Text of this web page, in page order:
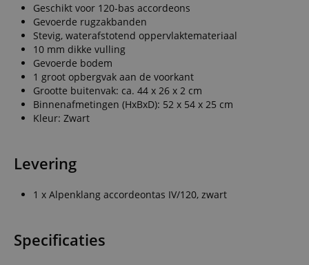
Geschikt voor 120-bas accordeons
Gevoerde rugzakbanden
Stevig, waterafstotend oppervlaktemateriaal
10 mm dikke vulling
Gevoerde bodem
1 groot opbergvak aan de voorkant
Grootte buitenvak: ca. 44 x 26 x 2 cm
Binnenafmetingen (HxBxD): 52 x 54 x 25 cm
Kleur: Zwart
Levering
1 x Alpenklang accordeontas IV/120, zwart
Specificaties